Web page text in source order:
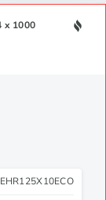
x 1000
EHR125X10ECO